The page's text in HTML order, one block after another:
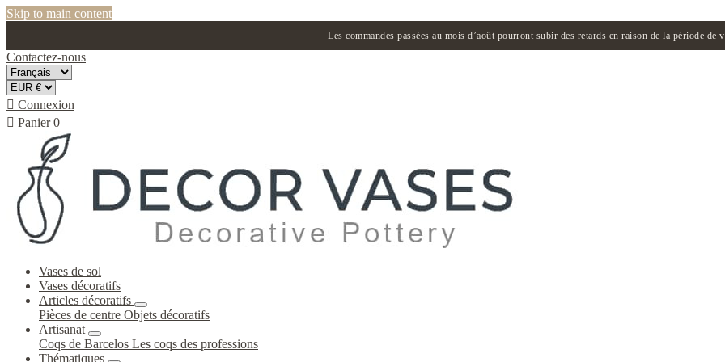
Skip to main content
Les commandes passées au mois d’août pourront subir des retards en raison de la période de
Contactez-nous
 Connexion
 Panier 0
Vases de sol
Vases décoratifs
Articles décoratifs
Pièces de centre Objets décoratifs
Artisanat
Coqs de Barcelos Les coqs des professions
Thématiques